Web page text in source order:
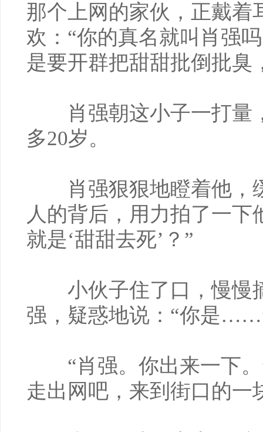
那个上网的家伙，正戴着
欢：“你的真名就叫肖强
是要开群把甜甜批倒批臭
肖强朝这小子一打量
多20岁。
肖强狠狠地瞪着他，
人的背后，用力拍了一下
就是‘甜甜去死’？”
小伙子住了口，慢慢
强，疑惑地说：“你是
“肖强。你出来一下。
走出网吧，来到街口的一